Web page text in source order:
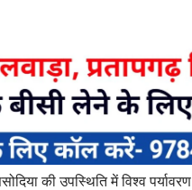
की उपस्थिति में विश्व